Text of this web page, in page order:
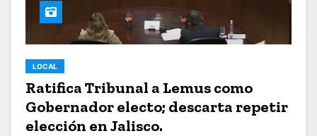
LOCAL
Ratifica Tribunal a Lemus como
Gobernador electo; descarta repetir
elección en Jalisco.